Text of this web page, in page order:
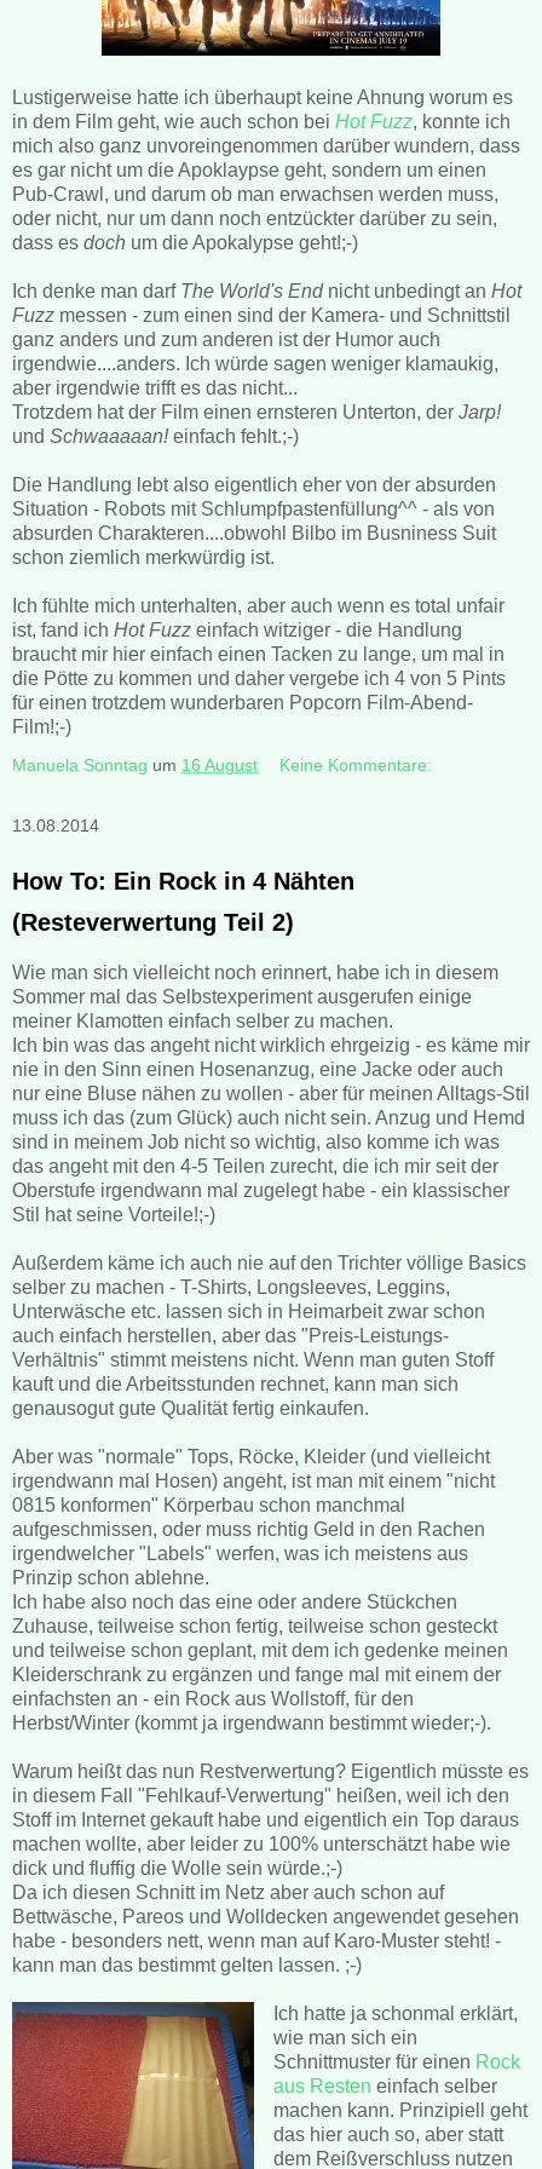
Lustigerweise hatte ich überhaupt keine Ahnung worum es
in dem Film geht, wie auch schon bei Hot Fuzz, konnte ich
mich also ganz unvoreingenommen darüber wundern, dass
es gar nicht um die Apoklaypse geht, sondern um einen
Pub-Crawl, und darum ob man erwachsen werden muss,
oder nicht, nur um dann noch entzückter darüber zu sein,
dass es doch um die Apokalypse geht!;-)
Ich denke man darf The World's Endnicht unbedingt an Hot
Fuzz messen - zum einen sind der Kamera- und Schnittstil
ganz anders und zum anderen ist der Humor auch
irgendwie....anders. Ich würde sagen weniger klamaukig,
aber irgendwie trifft es das nicht...
Trotzdem hat der Film einen ernsteren Unterton, der Jarp!
und Schwaaaaan!einfach fehlt.;-)
Die Handlung lebt also eigentlich eher von der absurden
Situation - Robots mit Schlumpfpastenfüllung^^ - als von
absurden Charakteren....obwohl Bilbo im Busniness Suit
schon ziemlich merkwürdig ist.
Ich fühlte mich unterhalten, aber auch wenn es total unfair
ist, fand ich Hot Fuzz einfach witziger - die Handlung
braucht mir hier einfach einen Tacken zu lange, um mal in
die Pötte zu kommen und daher vergebe ich 4 von 5 Pints
für einen trotzdem wunderbaren Popcorn Film-Abend-
Film!;-)
Manuela Sonntag um 16 August Keine Kommentare:
13.08.2014
How To: Ein Rock in 4 Nähten
(Resteverwertung Teil 2)
Wie man sich vielleicht noch erinnert, habe ich in diesem
Sommer mal das Selbstexperiment ausgerufen einige
meiner Klamotten einfach selber zu machen.
Ich bin was das angeht nicht wirklich ehrgeizig - es käme mir
nie in den Sinn einen Hosenanzug, eine Jacke oder auch
nur eine Bluse nähen zu wollen - aber für meinen Alltags-Stil
muss ich das (zum Glück) auch nicht sein. Anzug und Hemd
sind in meinem Job nicht so wichtig, also komme ich was
das angeht mit den 4-5 Teilen zurecht, die ich mir seit der
Oberstufe irgendwann mal zugelegt habe - ein klassischer
Stil hat seine Vorteile!;-)
Außerdem käme ich auch nie auf den Trichter völlige Basics
selber zu machen - T-Shirts, Longsleeves, Leggins,
Unterwäsche etc. lassen sich in Heimarbeit zwar schon
auch einfach herstellen, aber das "Preis-Leistungs-
Verhältnis" stimmt meistens nicht. Wenn man guten Stoff
kauft und die Arbeitsstunden rechnet, kann man sich
genausogut gute Qualität fertig einkaufen.
Aber was "normale" Tops, Röcke, Kleider (und vielleicht
irgendwann mal Hosen) angeht, ist man mit einem "nicht
0815 konformen" Körperbau schon manchmal
aufgeschmissen, oder muss richtig Geld in den Rachen
irgendwelcher "Labels" werfen, was ich meistens aus
Prinzip schon ablehne.
Ich habe also noch das eine oder andere Stückchen
Zuhause, teilweise schon fertig, teilweise schon gesteckt
und teilweise schon geplant, mit dem ich gedenke meinen
Kleiderschrank zu ergänzen und fange mal mit einem der
einfachsten an - ein Rock aus Wollstoff, für den
Herbst/Winter (kommt ja irgendwann bestimmt wieder;-).
Warum heißt das nun Restverwertung? Eigentlich müsste es
in diesem Fall "Fehlkauf-Verwertung" heißen, weil ich den
Stoff im Internet gekauft habe und eigentlich ein Top daraus
machen wollte, aber leider zu 100% unterschätzt habe wie
dick und fluffig die Wolle sein würde.;-)
Da ich diesen Schnitt im Netz aber auch schon auf
Bettwäsche, Pareos und Wolldecken angewendet gesehen
habe - besonders nett, wenn man auf Karo-Muster steht! -
kann man das bestimmt gelten lassen. ;-)
Ich hatte ja schonmal erklärt,
wie man sich ein
Schnittmuster für einen Rock
aus Resten einfach selber
machen kann. Prinzipiell geht
das hier auch so, aber statt
dem Reißverschluss nutzen